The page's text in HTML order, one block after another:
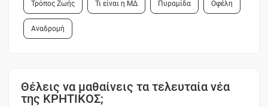
Τρόπος Ζωής Τι είναι η ΜΔ Πυραμίδα Οφέλη
Αναδρομή
Θέλεις να μαθαίνεις τα τελευταία νέα
της ΚΡΗΤΙΚΟΣ;